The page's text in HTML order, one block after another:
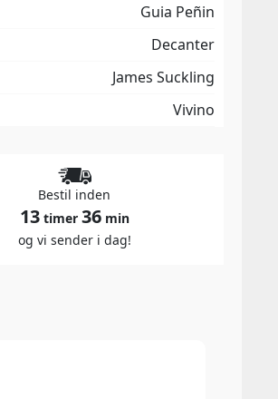
Guia Peñin
Decanter
James Suckling
Vivino
Bestil inden
13timer 36min
og vi sender i dag!